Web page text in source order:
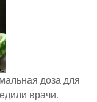
доза для
врачи.